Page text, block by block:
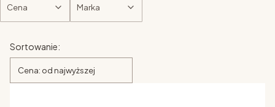
Cena Marka
Lista produktów
Sortowanie:
Cena: od najwyższej